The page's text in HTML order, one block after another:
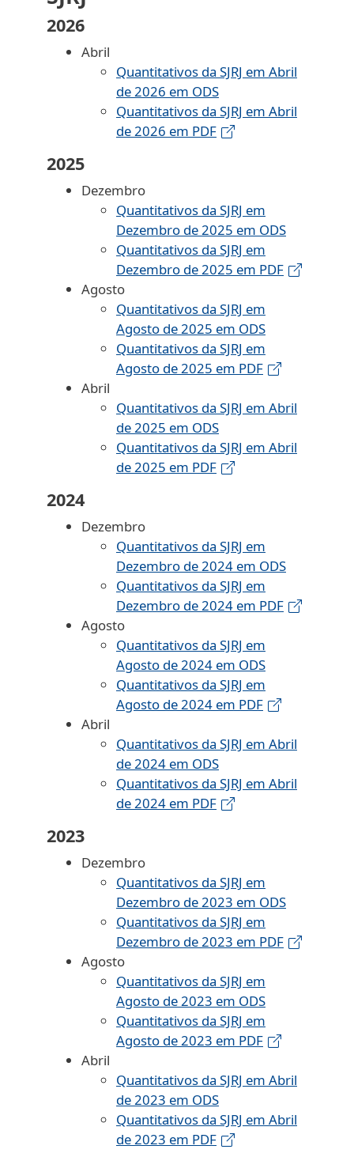
2026
Abril
Quantitativos da SJRJ em Abril
de 2026 em ODS
Quantitativos da SJRJ em Abril
de 2026 em PDF
2025
Dezembro
Quantitativos da SJRJ em
Dezembro de 2025 em ODS
Quantitativos da SJRJ em
Dezembro de 2025 em PDF
Agosto
Quantitativos da SJRJ em
Agosto de 2025 em ODS
Quantitativos da SJRJ em
Agosto de 2025 em PDF
Abril
Quantitativos da SJRJ em Abril
de 2025 em ODS
Quantitativos da SJRJ em Abril
de 2025 em PDF
2024
Dezembro
Quantitativos da SJRJ em
Dezembro de 2024 em ODS
Quantitativos da SJRJ em
Dezembro de 2024 em PDF
Agosto
Quantitativos da SJRJ em
Agosto de 2024 em ODS
Quantitativos da SJRJ em
Agosto de 2024 em PDF
Abril
Quantitativos da SJRJ em Abril
de 2024 em ODS
Quantitativos da SJRJ em Abril
de 2024 em PDF
2023
Dezembro
Quantitativos da SJRJ em
Dezembro de 2023 em ODS
Quantitativos da SJRJ em
Dezembro de 2023 em PDF
Agosto
Quantitativos da SJRJ em
Agosto de 2023 em ODS
Quantitativos da SJRJ em
Agosto de 2023 em PDF
Abril
Quantitativos da SJRJ em Abril
de 2023 em ODS
Quantitativos da SJRJ em Abril
de 2023 em PDF